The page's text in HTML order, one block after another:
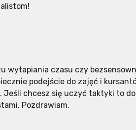
wytapiania czasu czy
podejście do zajęć i
Jeśli chcesz się uczyć taktyki to
Pozdrawiam.